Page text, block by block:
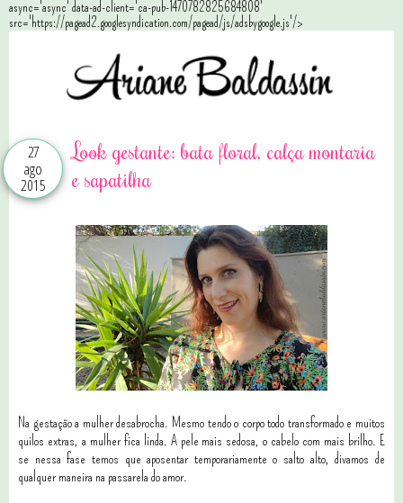
async='async' data-ad-client='ca-pub-1470782825684808'
src='https://pagead2.googlesyndication.com/pagead/js/adsbygoogle.js'/>
27
ago
2015
Look gestante: bata floral, calça montaria
e sapatilha
Na gestação a mulher desabrocha. Mesmo tendo o corpo todo transformado e muitos
quilos extras, a mulher fica linda. A pele mais sedosa, o cabelo com mais brilho. E
se nessa fase temos que aposentar temporariamente o salto alto, divamos de
qualquer maneira na passarela do amor.